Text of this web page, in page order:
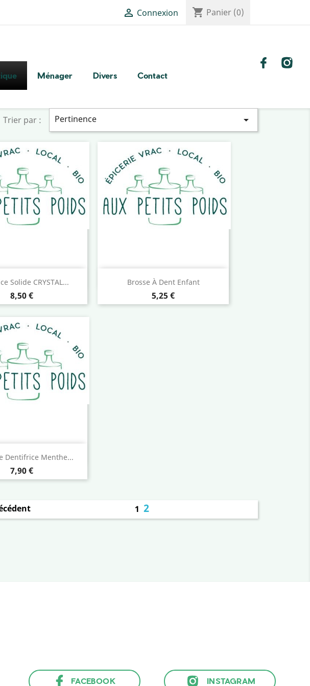
 Connexion shopping_cart Panier (0)
Ménager Divers Contact
Trier par : Pertinence 
Solide CRYSTAL...
Prix
8,50 €
Aperçu rapide Brosse À Dent Enfant
Prix
5,25 €
Aperçu rapide
Dentifrice Menthe...
Prix
7,90 €
Aperçu rapide
12
FACEBOOK INSTAGRAM